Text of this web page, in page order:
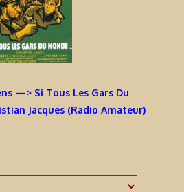
—> Si Tous Les Gars Du
Jacques (Radio Amateur)